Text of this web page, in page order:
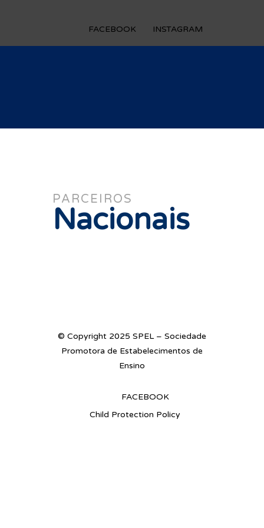
FACEBOOK INSTAGRAM
PARCEIROS
Nacionais
© Copyright 2025 SPEL – Sociedade
Promotora de Estabelecimentos de
Ensino
FACEBOOK
Child Protection Policy